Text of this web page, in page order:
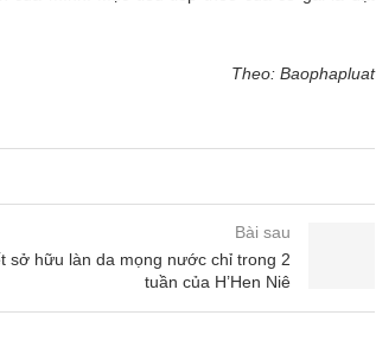
Theo: Baophapluat
Bài sau
sở hữu làn da mọng nước chỉ trong 2
tuần của H’Hen Niê